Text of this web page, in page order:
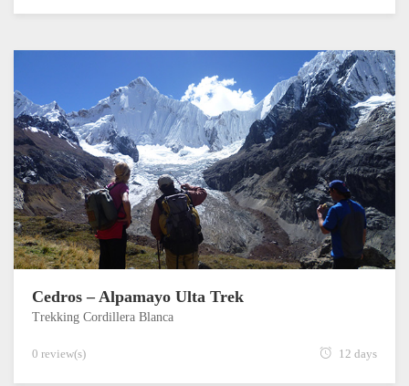
Cedros – Alpamayo Ulta Trek
Trekking Cordillera Blanca
0 review(s) 12 days